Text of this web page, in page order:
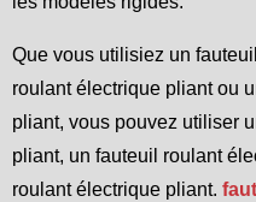
Que vous utilisiez un
roulant électrique pliant ou
pliant, vous pouvez utiliser
pliant, un fauteuil roulant
roulant électrique pliant.